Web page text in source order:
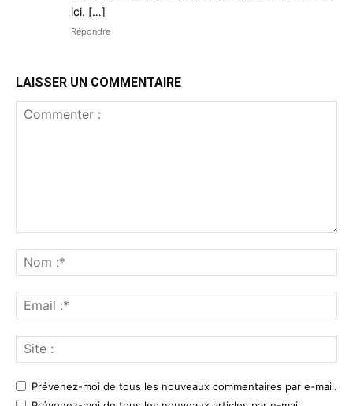
ici. […]
Répondre
LAISSER UN COMMENTAIRE
:*
:*
:
Prévenez-moi de tous les nouveaux commentaires par e-mail.